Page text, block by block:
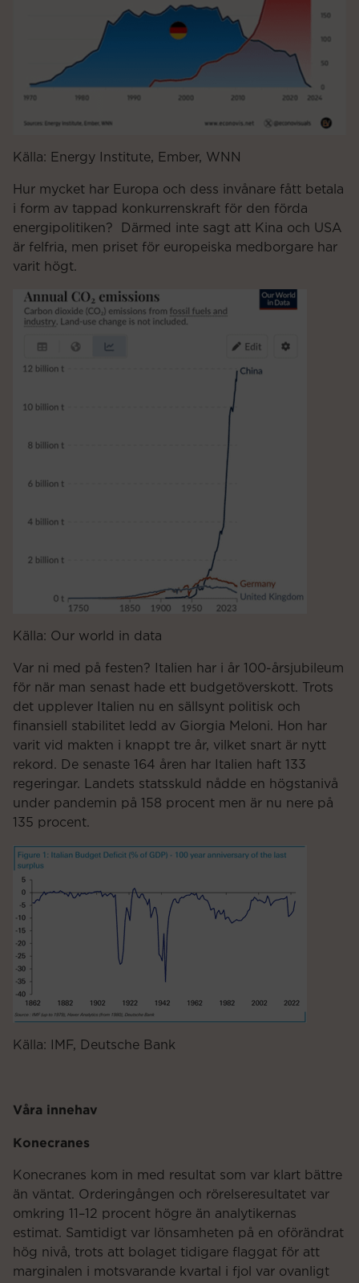
Källa: Energy Institute, Ember, WNN
Hur mycket har Europa och dess invånare fått betala
i form av tappad konkurrenskraft för den förda
energipolitiken? Därmed inte sagt att Kina och USA
är felfria, men priset för europeiska medborgare har
varit högt.
Källa: Our world in data
Var ni med på festen? Italien har i år 100-årsjubileum
för när man senast hade ett budgetöverskott. Trots
det upplever Italien nu en sällsynt politisk och
finansiell stabilitet ledd av Giorgia Meloni. Hon har
varit vid makten i knappt tre år, vilket snart är nytt
rekord. De senaste 164 åren har Italien haft 133
regeringar. Landets statsskuld nådde en högstanivå
under pandemin på 158 procent men är nu nere på
135 procent.
Källa: IMF, Deutsche Bank
Våra innehav
Konecranes
Konecranes kom in med resultat som var klart bättre
än väntat. Orderingången och rörelseresultatet var
omkring 11–12 procent högre än analytikernas
estimat. Samtidigt var lönsamheten på en oförändrat
hög nivå, trots att bolaget tidigare flaggat för att
marginalen i motsvarande kvartal i fjol var ovanligt